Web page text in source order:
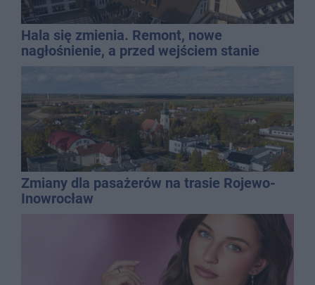
Hala się zmienia. Remont, nowe
nagłośnienie, a przed wejściem stanie
QEMETICA ARENA
Zmiany dla pasażerów na trasie Rojewo-
Inowrocław